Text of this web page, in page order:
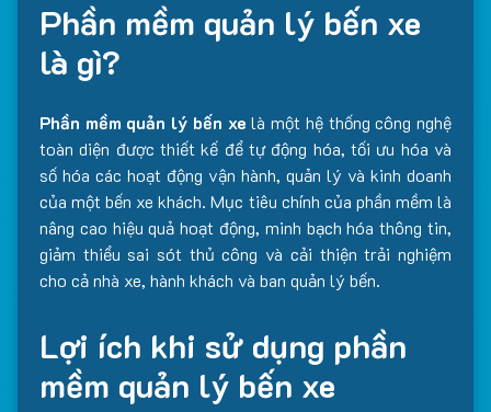
Phần mềm quản lý bến xe
là gì?
Phần mềm quản lý bến xe là một hệ thống công nghệ
toàn diện được thiết kế để tự động hóa, tối ưu hóa và
số hóa các hoạt động vận hành, quản lý và kinh doanh
của một bến xe khách. Mục tiêu chính của phần mềm là
nâng cao hiệu quả hoạt động, minh bạch hóa thông tin,
giảm thiểu sai sót thủ công và cải thiện trải nghiệm
cho cả nhà xe, hành khách và ban quản lý bến.
Lợi ích khi sử dụng phần
mềm quản lý bến xe